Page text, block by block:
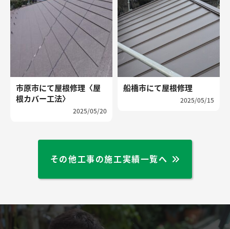
市原市にて屋根修理〈屋
根カバー工法〉
2025/05/20
船橋市にて屋根修理
2025/05/15
その他工事の施工実績一覧へ